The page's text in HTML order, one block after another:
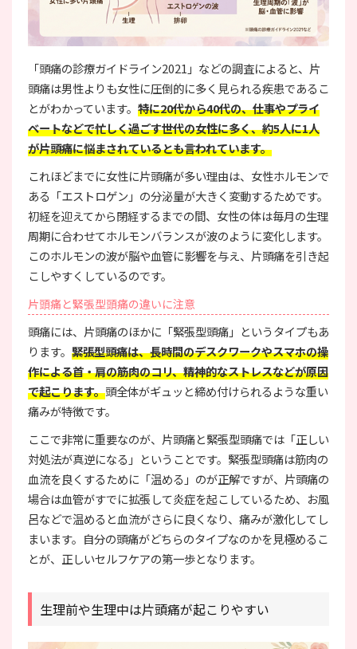
「頭痛の診療ガイドライン2021」などの調査によると、片
頭痛は男性よりも女性に圧倒的に多く見られる疾患であるこ
とがわかっています。 特に20代から40代の、仕事やプライ
ベートなどで忙しく過ごす世代の女性に多く、約5人に1人
が片頭痛に悩まされているとも言われています。
これほどまでに女性に片頭痛が多い理由は、女性ホルモンで
ある「エストロゲン」の分泌量が大きく変動するためです。
初経を迎えてから閉経するまでの間、女性の体は毎月の生理
周期に合わせてホルモンバランスが波のように変化します。
このホルモンの波が脳や血管に影響を与え、片頭痛を引き起
こしやすくしているのです。
片頭痛と緊張型頭痛の違いに注意
頭痛には、片頭痛のほかに「緊張型頭痛」というタイプもあ
ります。 緊張型頭痛は、長時間のデスクワークやスマホの操
作による首・肩の筋肉のコリ、精神的なストレスなどが原因
で起こります。頭全体がギュッと締め付けられるような重い
痛みが特徴です。
ここで非常に重要なのが、片頭痛と緊張型頭痛では「正しい
対処法が真逆になる」ということです。緊張型頭痛は筋肉の
血流を良くするために「温める」のが正解ですが、片頭痛の
場合は血管がすでに拡張して炎症を起こしているため、お風
呂などで温めると血流がさらに良くなり、痛みが激化してし
まいます。自分の頭痛がどちらのタイプなのかを見極めるこ
とが、正しいセルフケアの第一歩となります。
生理前や生理中は片頭痛が起こりやすい